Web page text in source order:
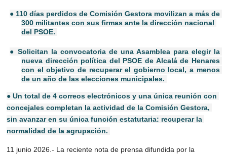
● 110 días perdidos de Comisión Gestora movilizan a más de
300 militantes con sus firmas ante la dirección nacional
del PSOE.
● Solicitan la convocatoria de una Asamblea para elegir la
nueva dirección política del PSOE de Alcalá de Henares
con el objetivo de recuperar el gobierno local, a menos
de un año de las elecciones municipales.
● Un total de 4 correos electrónicos y una única reunión con
concejales completan la actividad de la Comisión Gestora,
sin avanzar en su única función estatutaria: recuperar la
normalidad de la agrupación.
11 junio 2026.- La reciente nota de prensa difundida por la